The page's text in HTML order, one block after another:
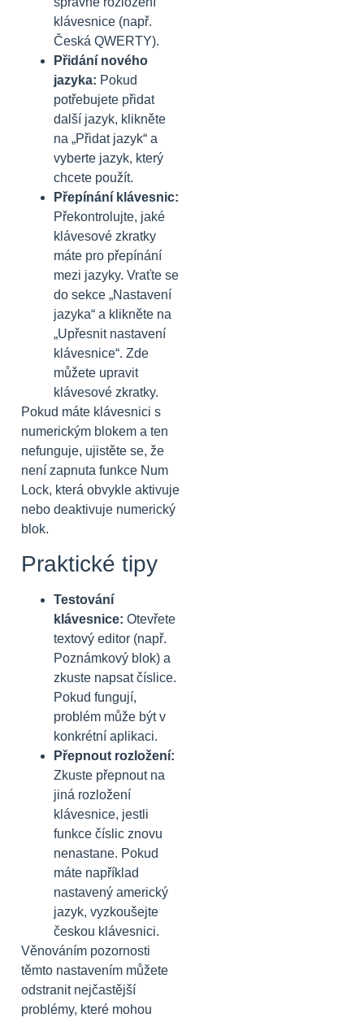
klávesnice (např.
Česká QWERTY).
Přidání nového
jazyka: Pokud
potřebujete přidat
další jazyk, klikněte
na „Přidat jazyk“ a
vyberte jazyk, který
chcete použít.
Přepínání klávesnic:
Překontrolujte, jaké
klávesové zkratky
máte pro přepínání
mezi jazyky. Vraťte se
do sekce „Nastavení
jazyka“ a klikněte na
„Upřesnit nastavení
klávesnice“. Zde
můžete upravit
klávesové zkratky.
Pokud máte klávesnici s
numerickým blokem a ten
nefunguje, ujistěte se, že
není zapnuta funkce Num
Lock, která obvykle aktivuje
nebo deaktivuje numerický
blok.
Praktické tipy
Testování
klávesnice: Otevřete
textový editor (např.
Poznámkový blok) a
zkuste napsat číslice.
Pokud fungují,
problém může být v
konkrétní aplikaci.
Přepnout rozložení:
Zkuste přepnout na
jiná rozložení
klávesnice, jestli
funkce číslic znovu
nenastane. Pokud
máte například
nastavený americký
jazyk, vyzkoušejte
českou klávesnici.
Věnováním pozornosti
těmto nastavením můžete
odstranit nejčastější
problémy, které mohou